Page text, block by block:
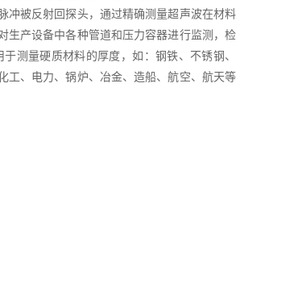
冲被反射回探头，通过精确测量超声波在材料
生产设备中各种管道和压力容器进行监测，检
测量硬质材料的厚度，如：钢铁、不锈钢、
工、电力、锅炉、冶金、造船、航空、航天等